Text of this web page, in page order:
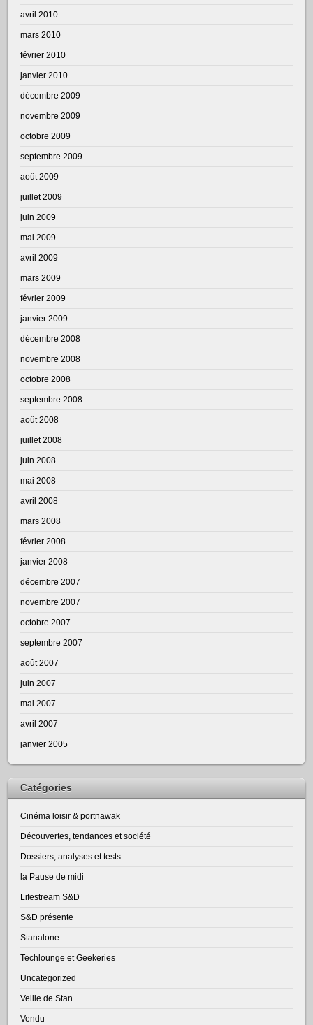
avril 2010
mars 2010
février 2010
janvier 2010
décembre 2009
novembre 2009
octobre 2009
septembre 2009
août 2009
juillet 2009
juin 2009
mai 2009
avril 2009
mars 2009
février 2009
janvier 2009
décembre 2008
novembre 2008
octobre 2008
septembre 2008
août 2008
juillet 2008
juin 2008
mai 2008
avril 2008
mars 2008
février 2008
janvier 2008
décembre 2007
novembre 2007
octobre 2007
septembre 2007
août 2007
juin 2007
mai 2007
avril 2007
janvier 2005
Catégories
Cinéma loisir & portnawak
Découvertes, tendances et société
Dossiers, analyses et tests
la Pause de midi
Lifestream S&D
S&D présente
Stanalone
Techlounge et Geekeries
Uncategorized
Veille de Stan
Vendu